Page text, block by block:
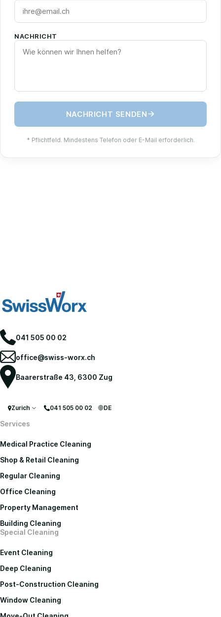
NACHRICHT
NACHRICHT SENDEN
* Pflichtfeld. Mindestens Telefon oder E-Mail erforderlich.
041 505 00 02
office@swiss-worx.ch
Baarerstraße 43, 6300 Zug
Zurich 041 505 00 02 DE
Services
Medical Practice Cleaning
Shop & Retail Cleaning
Regular Cleaning
Office Cleaning
Property Management
Building Cleaning
Special Cleaning
Event Cleaning
Deep Cleaning
Post-Construction Cleaning
Window Cleaning